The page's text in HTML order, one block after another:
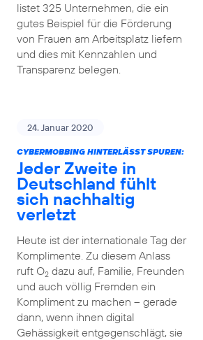
listet 325 Unternehmen, die ein
gutes Beispiel für die Förderung
von Frauen am Arbeitsplatz liefern
und dies mit Kennzahlen und
Transparenz belegen.
24. Januar 2020
CYBERMOBBING HINTERLÄSST SPUREN:
Jeder Zweite in
Deutschland fühlt
sich nachhaltig
verletzt
Heute ist der internationale Tag der
Komplimente. Zu diesem Anlass
ruft O2dazu auf, Familie, Freunden
und auch völlig Fremden ein
Kompliment zu machen – gerade
dann, wenn ihnen digital
Gehässigkeit entgegenschlägt, sie